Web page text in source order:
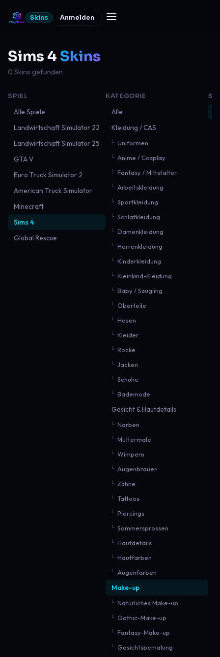
Skins Anmelden
Sims 4 Skins
0 Skins gefunden
SPIEL
Alle Spiele
Landwirtschaft Simulator 22
Landwirtschaft Simulator 25
GTA V
Euro Truck Simulator 2
American Truck Simulator
Minecraft
Sims 4
Global Rescue
KATEGORIE
Alle
Kleidung / CAS
Uniformen
Anime / Cosplay
Fantasy / Mittelalter
Arbeitskleidung
Sportkleidung
Schlafkleidung
Damenkleidung
Herrenkleidung
Kinderkleidung
Kleinkind-Kleidung
Baby / Säugling
Oberteile
Hosen
Kleider
Röcke
Jacken
Schuhe
Bademode
Gesicht & Hautdetails
Narben
Muttermale
Wimpern
Augenbrauen
Zähne
Tattoos
Piercings
Sommersprossen
Hautdetails
Hautfarben
Augenfarben
Make-up
Natürliches Make-up
Gothic-Make-up
Fantasy-Make-up
Gesichtsbemalung